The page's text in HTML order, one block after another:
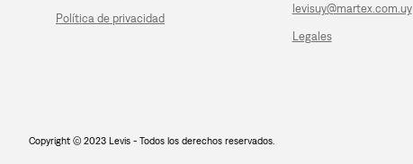
Política de privacidad
levisuy@martex.com.uy
Legales
Copyright © 2023 Levis - Todos los derechos reservados.